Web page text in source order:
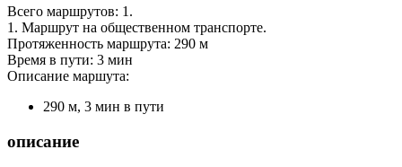
Всего маршрутов: 1.
1. Маршрут на общественном транспорте.
Протяженность маршрута: 290 м
Время в пути: 3 мин
Описание маршута:
290 м, 3 мин в пути
описание